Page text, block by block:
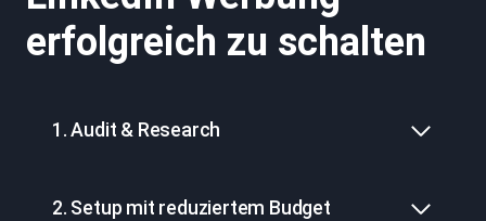
erfolgreich zu schalten
1. Audit & Research
2. Setup mit reduziertem Budget